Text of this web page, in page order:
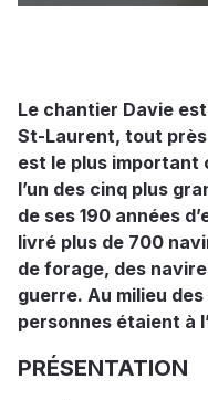
Le chantier Davie
St-Laurent, tout près
est le plus important
l’un des cinq plus
de ses 190 années
livré plus de 700
de forage, des
guerre. Au milieu
personnes étaient à
PRÉSENTATION